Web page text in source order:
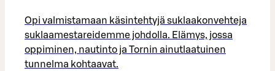
Opi valmistamaan käsintehtyjä suklaakonvehteja
suklaamestareidemme johdolla. Elämys, jossa
oppiminen, nautinto ja Tornin ainutlaatuinen
tunnelma kohtaavat.